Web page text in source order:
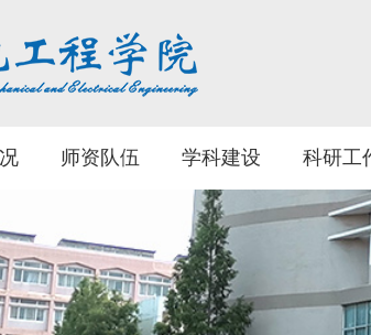
师资队伍 学科建设 科研工